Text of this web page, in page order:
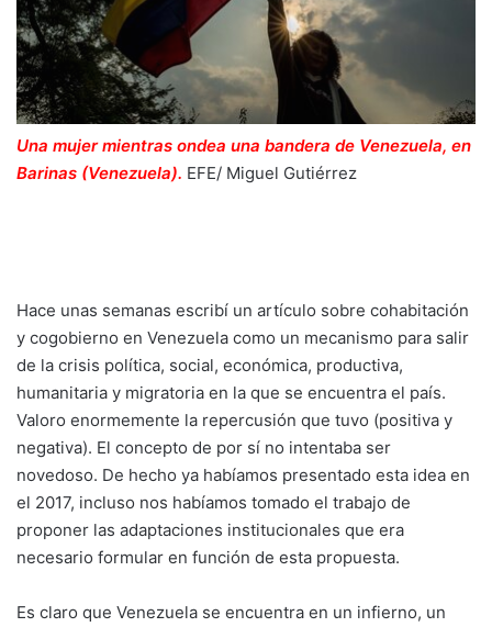
Una mujer mientras ondea una bandera de Venezuela, en
Barinas (Venezuela). EFE/ Miguel Gutiérrez
Hace unas semanas escribí un artículo sobre cohabitación
y cogobierno en Venezuela como un mecanismo para salir
de la crisis política, social, económica, productiva,
humanitaria y migratoria en la que se encuentra el país.
Valoro enormemente la repercusión que tuvo (positiva y
negativa). El concepto de por sí no intentaba ser
novedoso. De hecho ya habíamos presentado esta idea en
el 2017, incluso nos habíamos tomado el trabajo de
proponer las adaptaciones institucionales que era
necesario formular en función de esta propuesta.
Es claro que Venezuela se encuentra en un infierno, un